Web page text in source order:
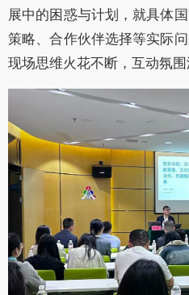
展中的困惑与计划，就具体
策略、合作伙伴选择等实际
现场思维火花不断，互动氛围